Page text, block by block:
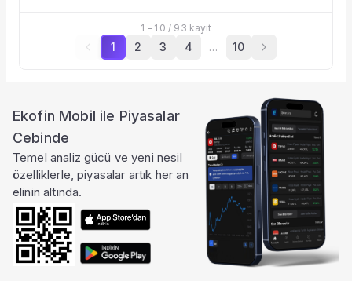
1 - 10 / 93 kayıt
1 2 3 4 … 10
Ekofin Mobil ile Piyasalar
Cebinde
Temel analiz gücü ve yeni nesil
özelliklerle, piyasalar artık her an
elinin altında.